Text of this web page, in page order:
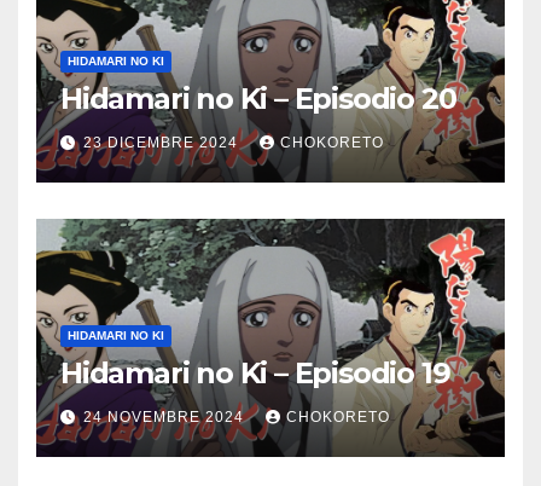
HIDAMARI NO KI
Hidamari no Ki – Episodio 20
23 DICEMBRE 2024 CHOKORETO
HIDAMARI NO KI
Hidamari no Ki – Episodio 19
24 NOVEMBRE 2024 CHOKORETO